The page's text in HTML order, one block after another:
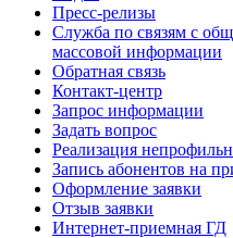
Пресс-релизы
Служба по связям с
массовой информации
Обратная связь
Контакт-центр
Запрос информации
Задать вопрос
Реализация
Запись абонентов на
Оформление заявки
Отзыв заявки
Интернет-приемная ГД